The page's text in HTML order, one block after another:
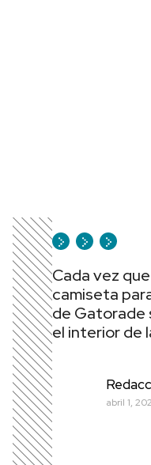
Cada vez
camiseta
de Gatorade
el interior de
abril 1,